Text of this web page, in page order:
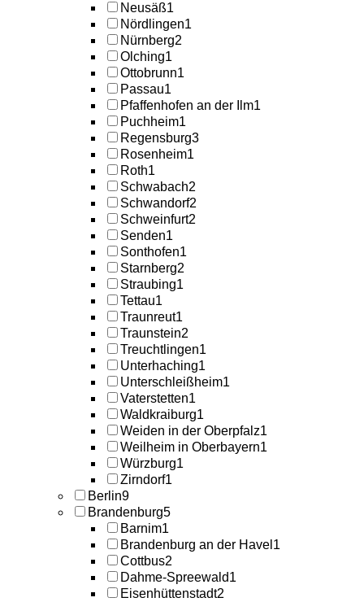
Neusäß1
Nördlingen1
Nürnberg2
Olching1
Ottobrunn1
Passau1
Pfaffenhofen an der Ilm1
Puchheim1
Regensburg3
Rosenheim1
Roth1
Schwabach2
Schwandorf2
Schweinfurt2
Senden1
Sonthofen1
Starnberg2
Straubing1
Tettau1
Traunreut1
Traunstein2
Treuchtlingen1
Unterhaching1
Unterschleißheim1
Vaterstetten1
Waldkraiburg1
Weiden in der Oberpfalz1
Weilheim in Oberbayern1
Würzburg1
Zirndorf1
Berlin9
Brandenburg5
Barnim1
Brandenburg an der Havel 1
Cottbus2
Dahme-Spreewald1
Eisenhüttenstadt2